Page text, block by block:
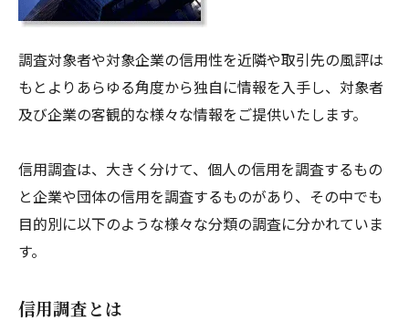
調査対象者や対象企業の信用性を近隣や取引先の風評は
もとよりあらゆる角度から独自に情報を入手し、対象者
及び企業の客観的な様々な情報をご提供いたします。
信用調査は、大きく分けて、個人の信用を調査するもの
と企業や団体の信用を調査するものがあり、その中でも
目的別に以下のような様々な分類の調査に分かれていま
す。
信用調査とは